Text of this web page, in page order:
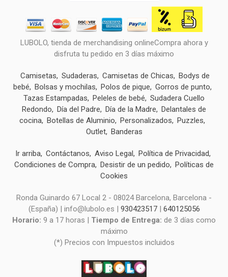
LUBOLO, tienda de merchandising onlineCompra ahora y
disfruta tu pedido en 3 días máximo
Camisetas Sudaderas Camisetas de Chicas
Bodys de
bebé
Bolsas y mochilas Polos de pique
Gorros de punto
Tazas Estampadas
Peleles de bebé
Sudadera Cuello
Redondo
Día del Padre Día de la Madre
Delantales de
cocina Botellas de Aluminio Personalizados
Puzzles
Outlet Banderas
Ir arriba Contáctanos Aviso Legal
Política de Privacidad
Condiciones de Compra Desistir de un pedido
Políticas de
Cookies
Ronda Guinardo 67 Local 2 - 08024 Barcelona, Barcelona -
(España) | info@lubolo.es | 930423517| 640125056
Horario: 9 a 17 horas | Tiempo de Entrega: de 3 días como
máximo
(*) Precios con Impuestos incluidos